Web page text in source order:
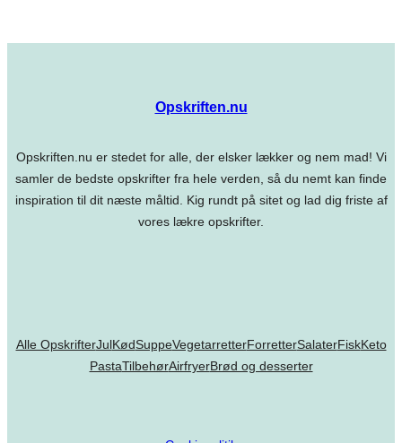
Opskriften.nu
Opskriften.nu er stedet for alle, der elsker lækker og nem mad! Vi
samler de bedste opskrifter fra hele verden, så du nemt kan finde
inspiration til dit næste måltid. Kig rundt på sitet og lad dig friste af
vores lækre opskrifter.
Alle OpskrifterJulKødSuppeVegetarretterForretterSalaterFiskKeto
PastaTilbehørAirfryerBrød og desserter